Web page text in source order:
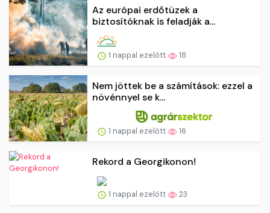
Az európai erdőtüzek a
biztosítóknak is feladják a...
1 nappal ezelőtt 18
Nem jöttek be a számítások: ezzel a
növénnyel se k...
1 nappal ezelőtt 16
Rekord a Georgikonon!
1 nappal ezelőtt 23